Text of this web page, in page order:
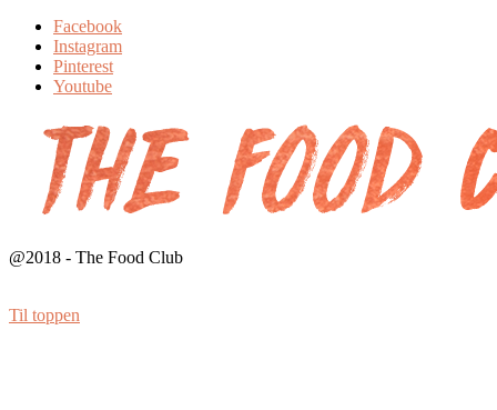
Facebook
Instagram
Pinterest
Youtube
@2018 - The Food Club
Til toppen